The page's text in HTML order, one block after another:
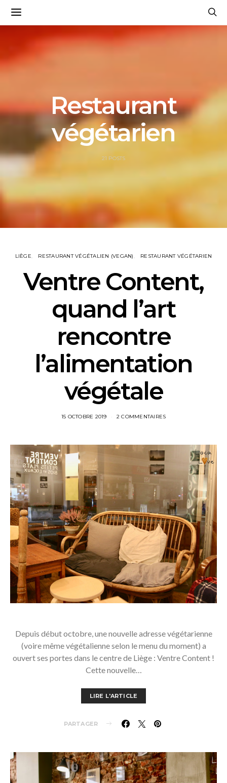
Restaurant
végétarien
21 POSTS
LIÈGE RESTAURANT VÉGÉTALIEN (VEGAN) RESTAURANT VÉGÉTARIEN
Ventre Content,
quand l’art
rencontre
l’alimentation
végétale
15 OCTOBRE 2019 2 COMMENTAIRES
Depuis début octobre, une nouvelle adresse végétarienne
(voire même végétalienne selon le menu du moment) a
ouvert ses portes dans le centre de Liège : Ventre Content !
Cette nouvelle…
LIRE L'ARTICLE
PARTAGER